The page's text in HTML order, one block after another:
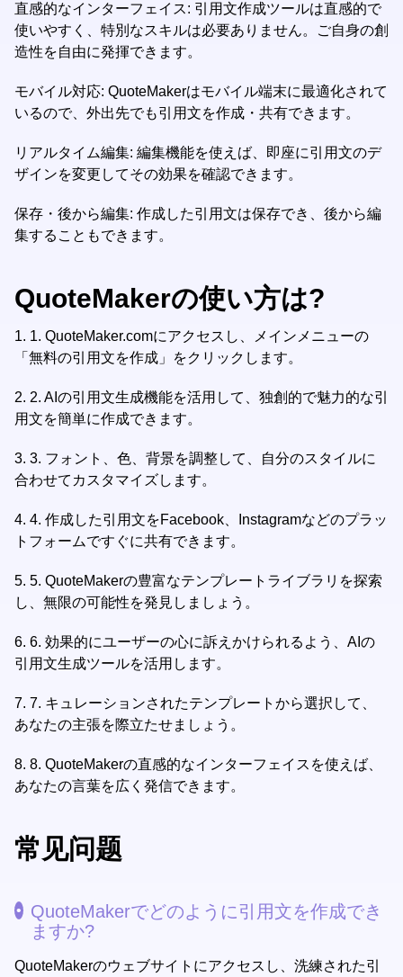
直感的なインターフェイス: 引用文作成ツールは直感的で
使いやすく、特別なスキルは必要ありません。ご自身の創
造性を自由に発揮できます。
モバイル対応: QuoteMakerはモバイル端末に最適化されて
いるので、外出先でも引用文を作成・共有できます。
リアルタイム編集: 編集機能を使えば、即座に引用文のデ
ザインを変更してその効果を確認できます。
保存・後から編集: 作成した引用文は保存でき、後から編
集することもできます。
QuoteMakerの使い方は?
1. 1. QuoteMaker.comにアクセスし、メインメニューの
「無料の引用文を作成」をクリックします。
2. 2. AIの引用文生成機能を活用して、独創的で魅力的な引
用文を簡単に作成できます。
3. 3. フォント、色、背景を調整して、自分のスタイルに
合わせてカスタマイズします。
4. 4. 作成した引用文をFacebook、Instagramなどのプラッ
トフォームですぐに共有できます。
5. 5. QuoteMakerの豊富なテンプレートライブラリを探索
し、無限の可能性を発見しましょう。
6. 6. 効果的にユーザーの心に訴えかけられるよう、AIの
引用文生成ツールを活用します。
7. 7. キュレーションされたテンプレートから選択して、
あなたの主張を際立たせましょう。
8. 8. QuoteMakerの直感的なインターフェイスを使えば、
あなたの言葉を広く発信できます。
常见问题
QuoteMakerでどのように引用文を作成でき
ますか?
QuoteMakerのウェブサイトにアクセスし、洗練された引